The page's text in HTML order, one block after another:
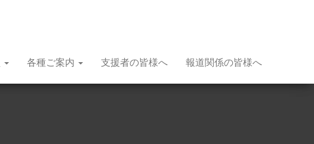
各種ご案内 支援者の皆様へ 報道関係の皆様へ